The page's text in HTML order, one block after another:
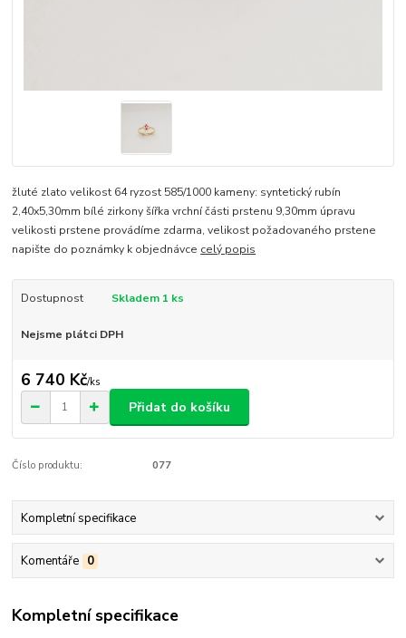
žluté zlato velikost 64 ryzost 585/1000 kameny: syntetický rubín
2,40x5,30mm bílé zirkony šířka vrchní části prstenu 9,30mm úpravu
velikosti prstene provádíme zdarma, velikost požadovaného prstene
napište do poznámky k objednávce celý popis
Dostupnost Skladem 1 ks
Nejsme plátci DPH
6 740 Kč/ks
Přidat do košíku
Číslo produktu: 077
Kompletní specifikace
Komentáře 0
Kompletní specifikace